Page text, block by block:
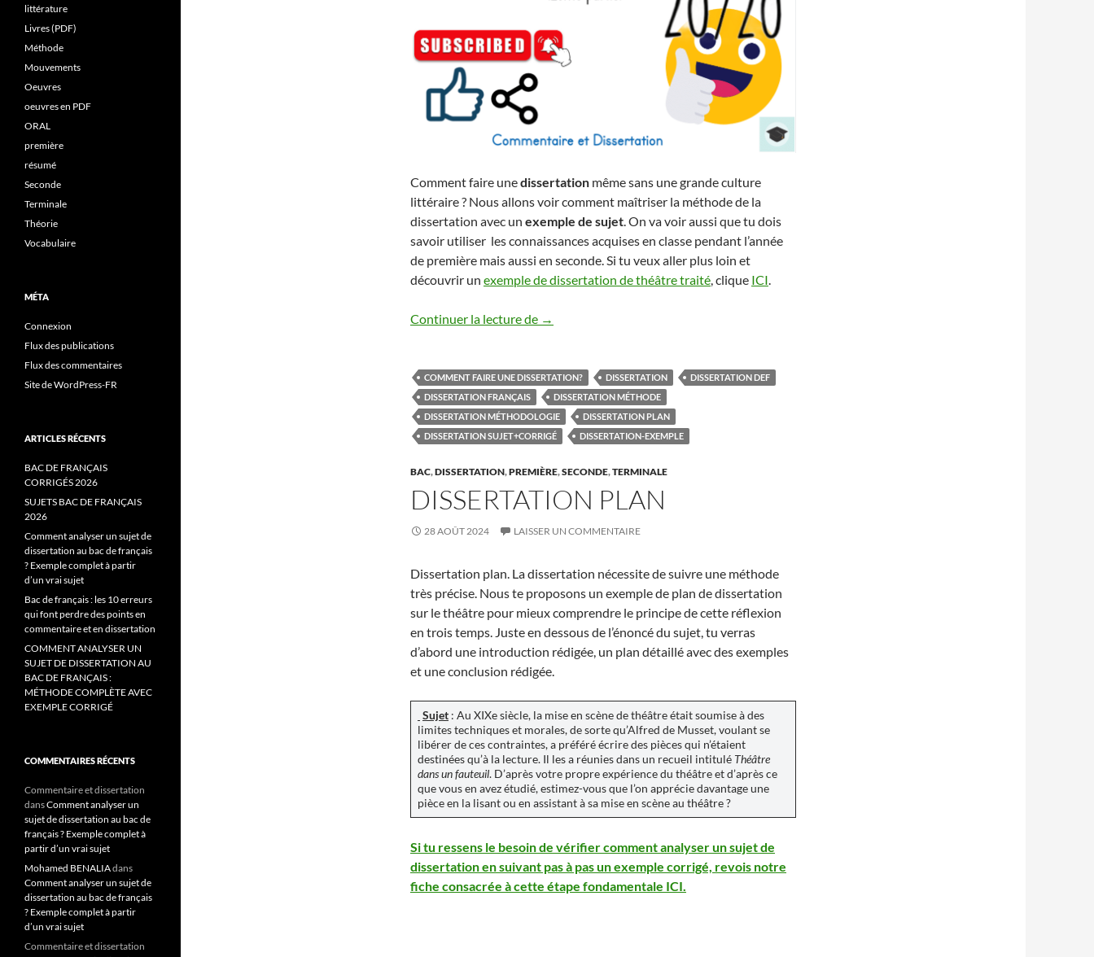
Comment faire unedissertation même sans une grande culture
littéraire ? Nous allons voir comment maîtriser la méthode de la
dissertation avec un exemple de sujet . On va voir aussi que tu dois
savoir utiliser les connaissances acquises en classe pendant l’année
de première mais aussi en seconde. Si tu veux aller plus loin et
découvrir un exemple de dissertation de théâtre traité , clique ICI
Continuer la lecture de DISSERTATION
→
COMMENT FAIRE UNE DISSERTATION? DISSERTATION
DISSERTATION DEF
DISSERTATION FRANÇAIS
DISSERTATION MÉTHODE
DISSERTATION MÉTHODOLOGIE
DISSERTATION PLAN
DISSERTATION SUJET+CORRIGÉ
DISSERTATION-EXEMPLE
BAC,DISSERTATION,PREMIÈRE,SECONDE,TERMINALE
DISSERTATION PLAN
28 AOÛT 2024 LAISSER UN COMMENTAIRE
Dissertation plan. La dissertation nécessite de suivre une méthode
très précise. Nous te proposons un exemple de plan de dissertation
sur le théâtre pour mieux comprendre le principe de cette réflexion
en trois temps. Juste en dessous de l’énoncé du sujet, tu verras
d’abord une introduction rédigée, un plan détaillé avec des exemples
et une conclusion rédigée.
Sujet : Au XIXe siècle, la mise en scène de théâtre était soumise à des
limites techniques et morales, de sorte qu’Alfred de Musset, voulant se
libérer de ces contraintes, a préféré écrire des pièces qui n’étaient
destinées qu’à la lecture. Il les a réunies dans un recueil intitulé Théâtre
dans un fauteuil. D’après votre propre expérience du théâtre et d’après ce
que vous en avez étudié, estimez-vous que l’on apprécie davantage une
pièce en la lisant ou en assistant à sa mise en scène au théâtre ?
Si tu ressens le besoin de vérifier comment analyser un sujet de
dissertation en suivant pas à pas un exemple corrigé, revois notre
fiche consacrée à cette étape fondamentale ICI.
littérature
Livres (PDF)
Méthode
Mouvements
Oeuvres
oeuvres en PDF
ORAL
première
résumé
Seconde
Terminale
Théorie
Vocabulaire
MÉTA
Connexion
Flux des publications
Flux des commentaires
Site de WordPress-FR
ARTICLES RÉCENTS
BAC DE FRANÇAIS
CORRIGÉS 2026
SUJETS BAC DE FRANÇAIS
2026
Comment analyser un sujet de
dissertation au bac de français
? Exemple complet à partir
d’un vrai sujet
Bac de français : les 10 erreurs
qui font perdre des points en
commentaire et en dissertation
COMMENT ANALYSER UN
SUJET DE DISSERTATION AU
BAC DE FRANÇAIS :
MÉTHODE COMPLÈTE AVEC
EXEMPLE CORRIGÉ
COMMENTAIRES RÉCENTS
Commentaire et dissertation
dansComment analyser un
sujet de dissertation au bac de
français ? Exemple complet à
partir d’un vrai sujet
Mohamed BENALIAdans
Comment analyser un sujet de
dissertation au bac de français
? Exemple complet à partir
d’un vrai sujet
Commentaire et dissertation